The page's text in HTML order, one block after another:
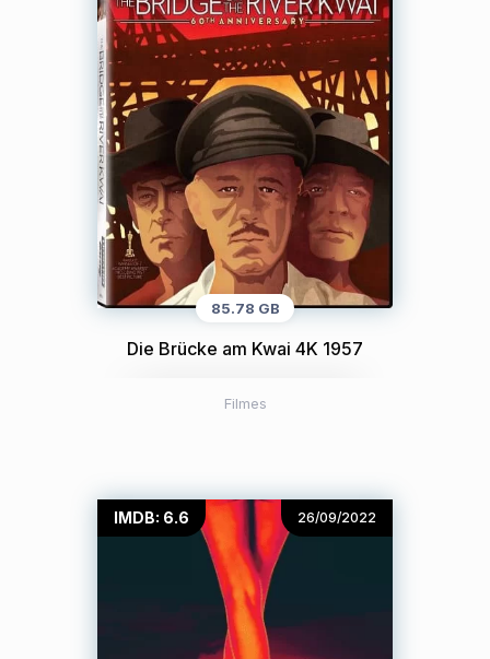
85.78 GB
Die Brücke am Kwai 4K 1957
Filmes
IMDB: 6.6 26/09/2022